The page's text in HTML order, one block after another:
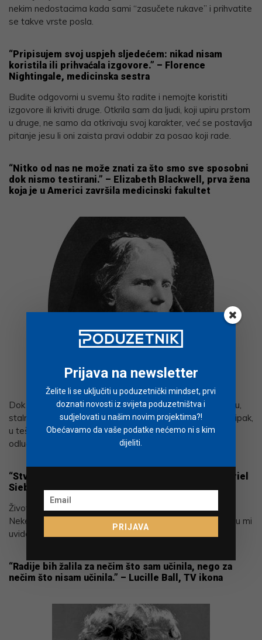
nekim nedostacima kada sami “zasučete rukave” i prihvatite
se takve vrste posla.
“Pripisujem svoj uspjeh sljedećem: nikad nisam
koristila ili prihvaćala izgovore.” – Florence
Nightingale, medicinska sestra
Budite odgovorni u svemu što radite i nemojte koristiti
izgovore ili kriviti druge. Otkrila sam da ljudi, koji upiru prstom
u druge, ne samo da otkrivaju svoj karakter, već se postavlja
pitanje jesu li oni zaista pravi odabir za posao koji rade.
“Nitko od nas ne može znati za što smo sve sposobni
dok nismo testirani.” – Elizabeth Blackwell, prva žena
koja je u Americi završila medicinski fakultet
Dok savladavate svakodnevne prepreke u poduzetništvu,
stalno su na testu vaša uvjerenja i vještine liderstva. Pa ipak,
u teškim vremenima najviše naučimo o sebi i razvijamo
odlučnost.
“Stvarate mogućnosti radeći, a ne žaleći se.” – Muriel
Siebert, prva žena članica burze u New Yorku
Život nije uvijek fer, no kukanje vas neće nikamo dovesti.
Neke moje najgore pogreške i poslovna iskustva pružili su mi
uvide koji su mi bili potrebni za sljedeći izazov.
“Radije bih žalila za nečim što sam učinila, nego za
nečim što nisam učinila.” – Lucille Ball, TV ikona
Prijava na newsletter
Želite li se uključiti u poduzetnički mindset, prvi
doznati novosti iz svijeta poduzetništva i
sudjelovati u našim novim projektima?!
Obećavamo da vaše podatke nećemo ni s kim
dijeliti.
PRIJAVA